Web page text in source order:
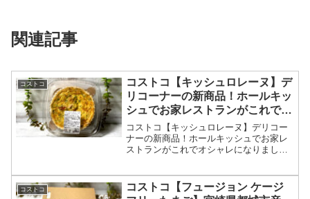
関連記事
コストコ
コストコ【キッシュロレーヌ】デ
リコーナーの新商品！ホールキッ
シュでお家レストランがこれでオ
シャレになりました！
コストコ【キッシュロレーヌ】デリコー
ナーの新商品！ホールキッシュでお家レ
ストランがこれでオシャレになりまし
コストコ
コストコ【フュージョン ケージ